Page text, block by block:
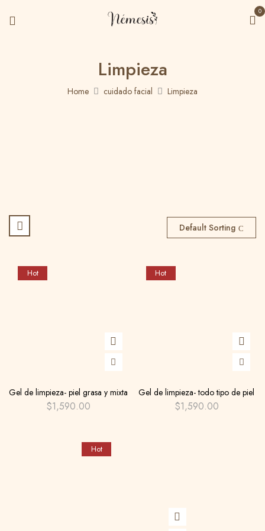
0
Limpieza
Home cuidado facial Limpieza
Default Sorting
Hot
Gel de limpieza- piel grasa y mixta
$1,590.00
Hot
Gel de limpieza- todo tipo de piel
$1,590.00
Hot